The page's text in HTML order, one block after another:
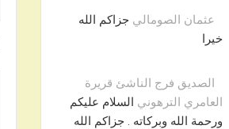
عثمان الصومالي جزاكم الله
خيرا
الصديق فرج الناشئ قريرة
العامري الترهوني السلام عليكم
ورحمة الله وبركاته . جزاكم الله